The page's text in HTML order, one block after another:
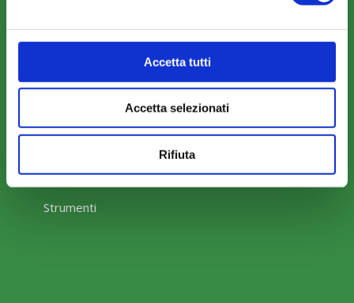
Accetta tutti
Accetta selezionati
Rifiuta
COME ADERIRE
Mobilità e Portabilità
Strumenti